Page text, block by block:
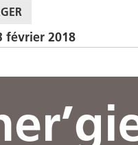
février 2018